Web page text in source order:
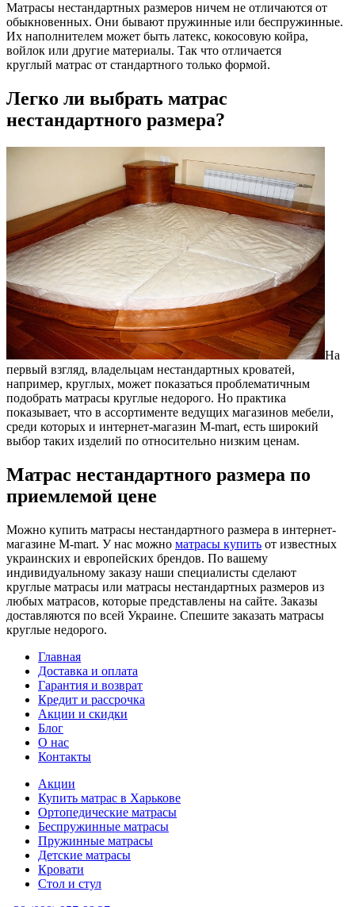
Матрасы нестандартных размеров ничем не отличаются от
обыкновенных. Они бывают пружинные или беспружинные.
Их наполнителем может быть латекс, кокосовую койра,
войлок или другие материалы. Так что отличается
круглый матрас от стандартного только формой.
Легко ли выбрать матрас
нестандартного размера?
На
первый взгляд, владельцам нестандартных кроватей,
например, круглых, может показаться проблематичным
подобрать матрасы круглые недорого. Но практика
показывает, что в ассортименте ведущих магазинов мебели,
среди которых и интернет-магазин М-mart, есть широкий
выбор таких изделий по относительно низким ценам.
Матрас нестандартного размера по
приемлемой цене
Можно купить матрасы нестандартного размера в интернет-
магазине М-mart. У нас можно матрасы купить от известных
украинских и европейских брендов. По вашему
индивидуальному заказу наши специалисты сделают
круглые матрасы или матрасы нестандартных размеров из
любых матрасов, которые представлены на сайте. Заказы
доставляются по всей Украине. Спешите заказать матрасы
круглые недорого.
Главная
Доставка и оплата
Гарантия и возврат
Кредит и рассрочка
Акции и скидки
Блог
О нас
Контакты
Акции
Купить матрас в Харькове
Ортопедические матрасы
Беспружинные матрасы
Пружинные матрасы
Детские матрасы
Кровати
Стол и стул